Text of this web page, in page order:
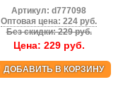
Артикул:d777098
Оптовая цена: 224 руб.
Без скидки: 229 руб.
Цена: 229руб.
ДОБАВИТЬ В КОРЗИНУ